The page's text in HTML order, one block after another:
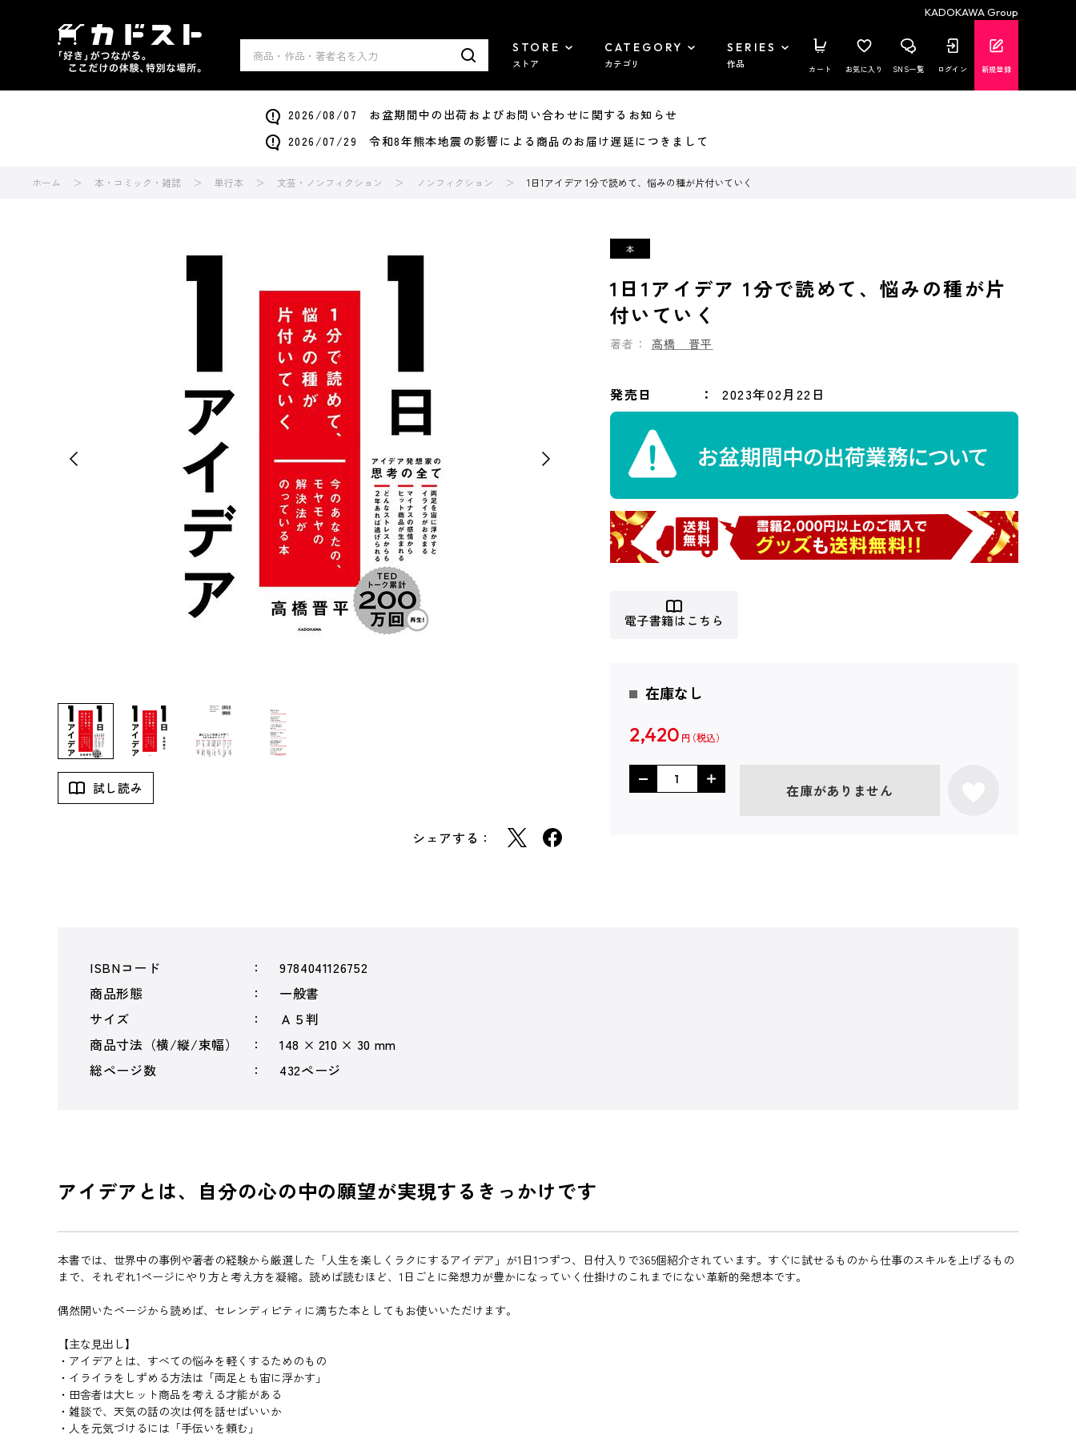
KADOKAWA Group
STORE
ストア
CATEGORY
カテゴリ
SERIES
作品 カート お気に入り SNS一覧 ログイン 新規登録
2026/08/07 お盆期間中の出荷およびお問い合わせに関するお知らせ
2026/07/29 令和8年熊本地震の影響による商品のお届け遅延につきまして
ホーム 本・コミック・雑誌 単行本 文芸・ノンフィクション ノンフィクション 1日1アイデア 1分で読めて、悩みの種が片付いていく
試し読み
シェアする：
1日1アイデア 1分で読めて、悩みの種が片
付いていく
著者： 高橋 晋平
発売日 2023年02月22日
電子書籍はこちら
在庫なし
2,420 円
在庫がありません
ISBNコード
9784041126752
商品形態
一般書
サイズ
Ａ５判
商品寸法（横/縦/束幅）
148 × 210 × 30 mm
総ページ数
432ページ
アイデアとは、自分の心の中の願望が実現するきっかけです
本書では、世界中の事例や著者の経験から厳選した「人生を楽しくラクにするアイデア」が1日1つずつ、日付入りで365個紹介されています。すぐに試せるものから仕事のスキルを上げるもの
まで、それぞれ1ページにやり方と考え方を凝縮。読めば読むほど、1日ごとに発想力が豊かになっていく仕掛けのこれまでにない革新的発想本です。
偶然開いたページから読めば、セレンディピティに満ちた本としてもお使いいただけます。
【主な見出し】
・アイデアとは、すべての悩みを軽くするためのもの
・イライラをしずめる方法は「両足とも宙に浮かす」
・田舎者は大ヒット商品を考える才能がある
・雑談で、天気の話の次は何を話せばいいか
・人を元気づけるには「手伝いを頼む」